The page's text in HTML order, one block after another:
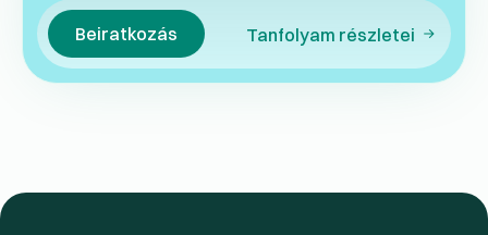
Beiratkozás Tanfolyam részletei